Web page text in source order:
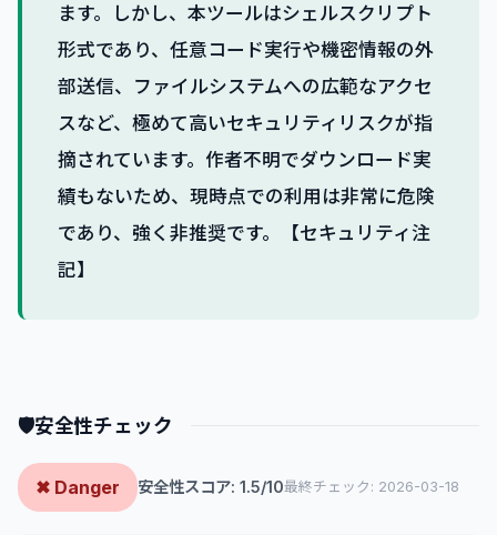
ます。しかし、本ツールはシェルスクリプト
形式であり、任意コード実行や機密情報の外
部送信、ファイルシステムへの広範なアクセ
スなど、極めて高いセキュリティリスクが指
摘されています。作者不明でダウンロード実
績もないため、現時点での利用は非常に危険
であり、強く非推奨です。【セキュリティ注
記】
🛡安全性チェック
✖ Danger 安全性スコア: 1.5/10最終チェック: 2026-03-18